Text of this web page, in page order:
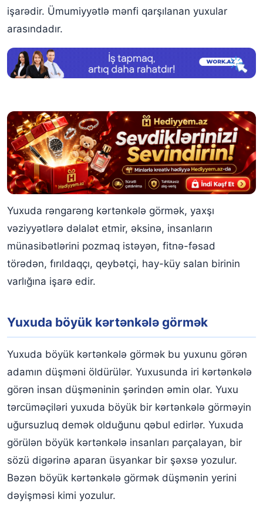
işarədir. Ümumiyyətlə mənfi qarşılanan yuxular
arasındadır.
Yuxuda rəngarəng kərtənkələ görmək, yaxşı
vəziyyətlərə dəlalət etmir, əksinə, insanların
münasibətlərini pozmaq istəyən, fitnə-fəsad
törədən, fırıldaqçı, qeybətçi, hay-küy salan birinin
varlığına işarə edir.
Yuxuda böyük kərtənkələ görmək
Yuxuda böyük kərtənkələ görmək bu yuxunu görən
adamın düşməni öldürülər. Yuxusunda iri kərtənkələ
görən insan düşməninin şərindən əmin olar. Yuxu
tərcüməçiləri yuxuda böyük bir kərtənkələ görməyin
uğursuzluq demək olduğunu qəbul edirlər. Yuxuda
görülən böyük kərtənkələ insanları parçalayan, bir
sözü digərinə aparan üsyankar bir şəxsə yozulur.
Bəzən böyük kərtənkələ görmək düşmənin yerini
dəyişməsi kimi yozulur.